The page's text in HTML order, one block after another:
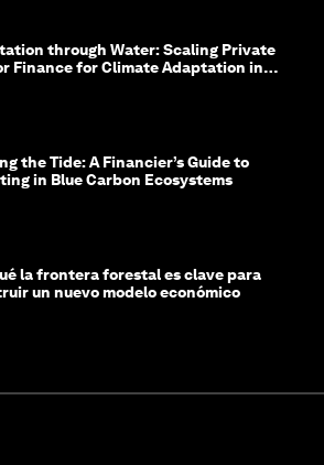
through Water: Scaling Private
Finance for Climate Adaptation in
the Tide: A Financier’s Guide to
in Blue Carbon Ecosystems
la frontera forestal es clave para
un nuevo modelo económico